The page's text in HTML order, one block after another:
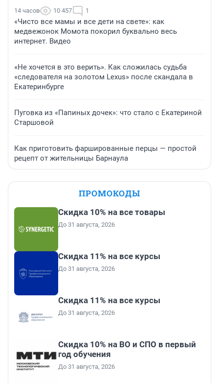
14 часов 10 457 1
«Чисто все мамы и все дети на свете»: как
медвежонок Момота покорил буквально весь
интернет. Видео
«Не хочется в это верить». Как сложилась судьба
«следователя на золотом Lexus» после скандала в
Екатеринбурге
Пуговка из «Папиных дочек»: что стало с Екатериной
Старшовой
Как приготовить фаршированные перцы — простой
рецепт от жительницы Барнаула
ПРОМОКОДЫ
Скидка 10% на все товары
До 31 августа, 2026
Скидка 11% на все курсы
До 31 августа, 2026
Скидка 11% на все курсы
До 31 августа, 2026
Скидка 10% на ВО и СПО в первый
год обучения
До 31 августа, 2026